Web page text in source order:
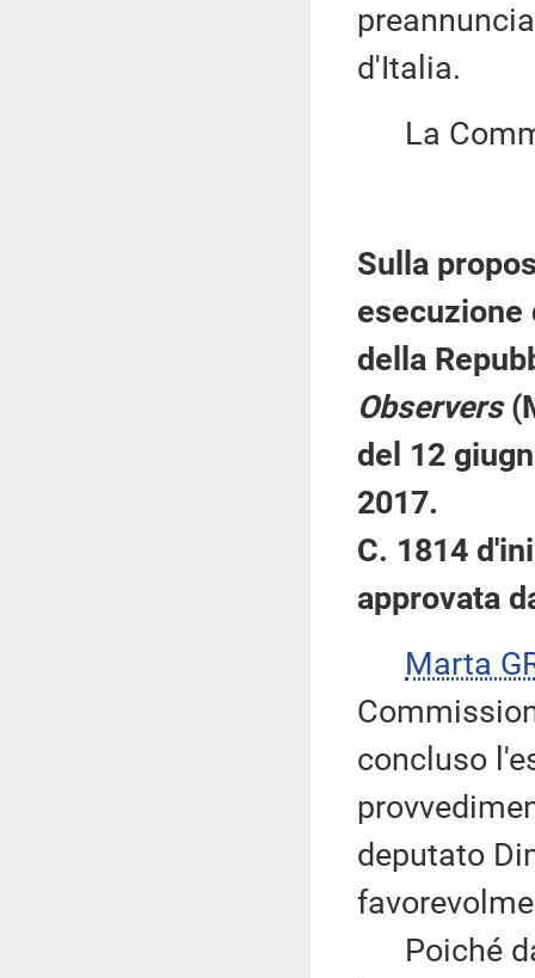
d'Italia.
La
Sulla
esecuzione
della
Observers
del 12
2017.
C. 1814
approvata
Marta
concluso
deputato
Poiché